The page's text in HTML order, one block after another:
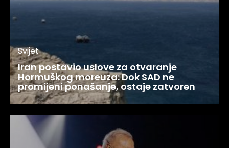
Svijet
Iran postavio uslove za otvaranje
Hormuškog moreuza: Dok SAD ne
promijeni ponašanje, ostaje zatvoren